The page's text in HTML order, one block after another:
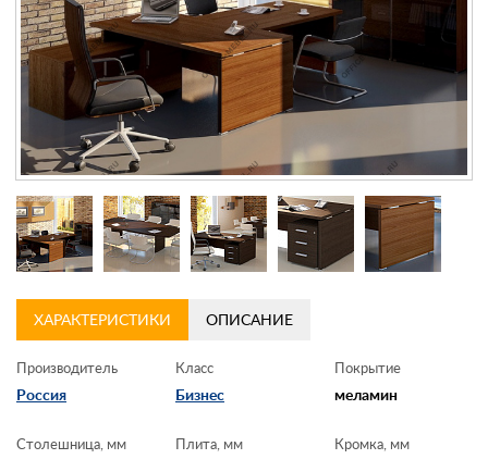
Заказать обратный звонок
ХАРАКТЕРИСТИКИ ОПИСАНИЕ
Производитель
Россия
Класс
Бизнес
Покрытие
меламин
Столешница, мм Плита, мм Кромка, мм